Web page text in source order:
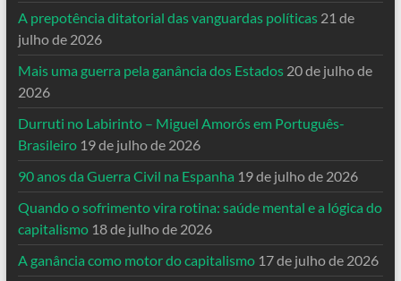
A prepotência ditatorial das vanguardas políticas 21 de
julho de 2026
Mais uma guerra pela ganância dos Estados 20 de julho de
2026
Durruti no Labirinto – Miguel Amorós em Português-
Brasileiro 19 de julho de 2026
90 anos da Guerra Civil na Espanha 19 de julho de 2026
Quando o sofrimento vira rotina: saúde mental e a lógica do
capitalismo 18 de julho de 2026
A ganância como motor do capitalismo 17 de julho de 2026